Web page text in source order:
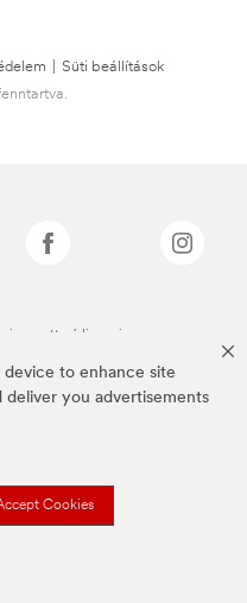
device to enhance site
deliver you advertisements
Cookies
Süti beállítások
védjegyei.